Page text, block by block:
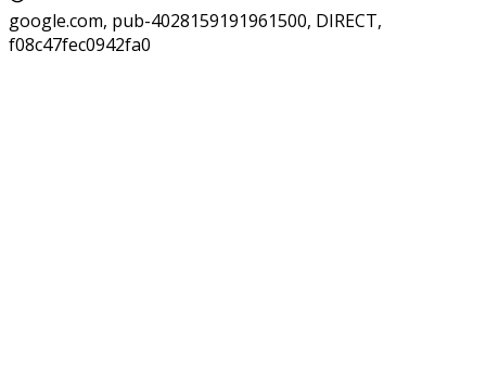
google.com, pub-4028159191961500, DIRECT,
f08c47fec0942fa0